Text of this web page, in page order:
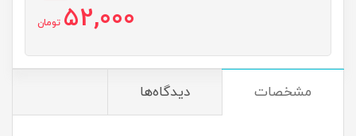
52,000 تومان
مشخصات دیدگاه‌ها